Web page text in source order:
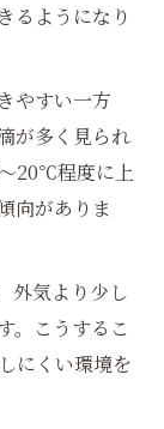
るようになり
やすい一方
が多く見られ
20℃程度に上
向がありま
外気より少し
。こうするこ
にくい環境を